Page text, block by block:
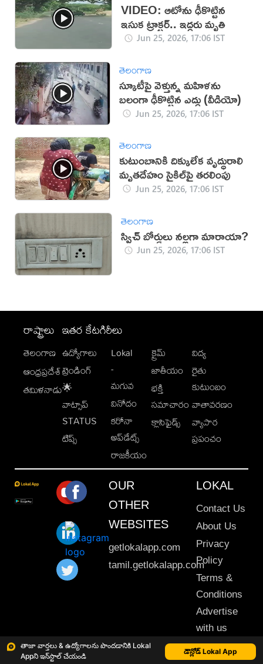
తాజా వార్తలు & ఉద్యోగాలను పొందడానికి Lokal
Appని ఇన్‌స్టాల్ చేయండి
డౌన్లోడ్ Lokal App
VIDEO: ఆటోను ఢీకొట్టిన
ఇసుక ట్రాక్టర్.. ఇద్దరు మృతి
Jun 25, 2026, 17:06 IST
తెలంగాణ
స్కూటీపై వెళ్తున్న మహిళను
బలంగా ఢీకొట్టిన ఎద్దు (వీడియో)
Jun 25, 2026, 17:06 IST
తెలంగాణ
కుటుంబానికి దిక్కులేక వృద్ధురాలి
మృతదేహం సైకిల్‌పై తరలింపు
Jun 25, 2026, 17:06 IST
తెలంగాణ
స్విచ్ బోర్డులు నల్లగా మారాయా?
Jun 25, 2026, 17:06 IST
రాష్ట్రాలు
తెలంగాణ
ఆంధ్రప్రదేశ్
తమిళనాడు
ఇతర కేటగిరీలు
ఉద్యోగాలు
ట్రెండింగ్
🌟
వాట్సాప్
STATUS
టిప్స్
Lokal
-
మగువ
వినోదం
కరోనా
అప్‌డేట్స్
రాజకీయం
క్రైమ్
జాతీయం
భక్తి
సమాచారం
క్లాసిఫైడ్స్
విద్య
రైతు
కుటుంబం
వాతావరణం
వ్యాపార
ప్రపంచం
OUR
OTHER
WEBSITES
getlokalapp.com
tamil.getlokalapp.com
LOKAL
Contact Us
About Us
Privacy
Policy
Terms &
Conditions
Advertise
with us
Sitemap
This material may not be published, transmitted, rewritten or redistributed. © 2020 Lokal App. All rights reserved.